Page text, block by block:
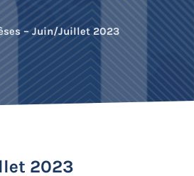
– Juin/Juillet 2023
2023